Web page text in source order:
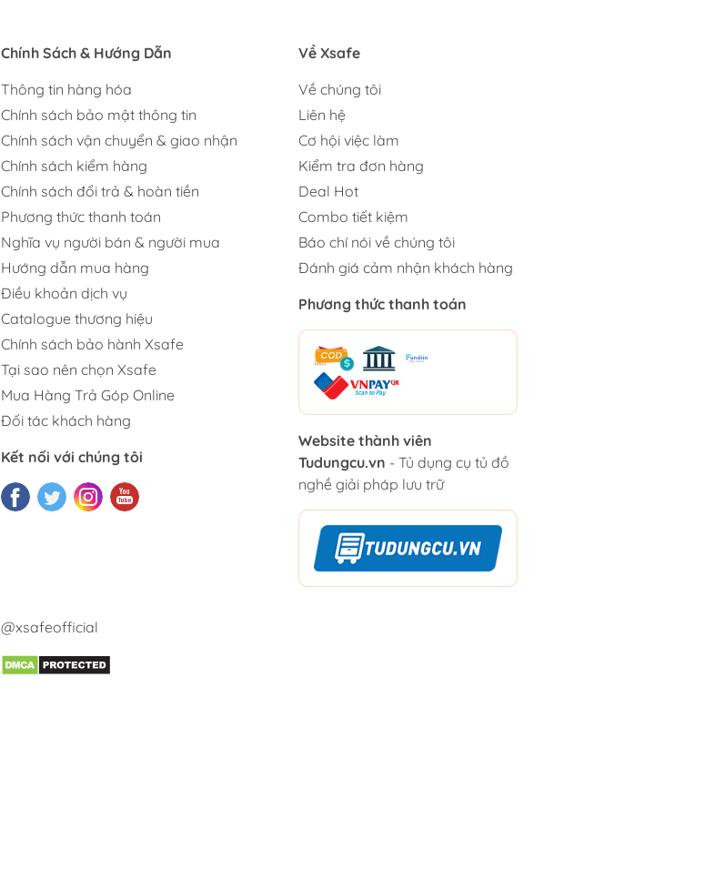
Chính Sách & Hướng Dẫn
Thông tin hàng hóa
Chính sách bảo mật thông tin
Chính sách vận chuyển & giao nhận
Chính sách kiểm hàng
Chính sách đổi trả & hoàn tiền
Phương thức thanh toán
Nghĩa vụ người bán & người mua
Hướng dẫn mua hàng
Điều khoản dịch vụ
Catalogue thương hiệu
Chính sách bảo hành Xsafe
Tại sao nên chọn Xsafe
Mua Hàng Trả Góp Online
Đối tác khách hàng
Kết nối với chúng tôi
Về Xsafe
Về chúng tôi
Liên hệ
Cơ hội việc làm
Kiểm tra đơn hàng
Deal Hot
Combo tiết kiệm
Báo chí nói về chúng tôi
Đánh giá cảm nhận khách hàng
Phương thức thanh toán
Website thành viên
Tudungcu.vn - Tủ dụng cụ tủ đồ
nghề giải pháp lưu trữ
@xsafeofficial